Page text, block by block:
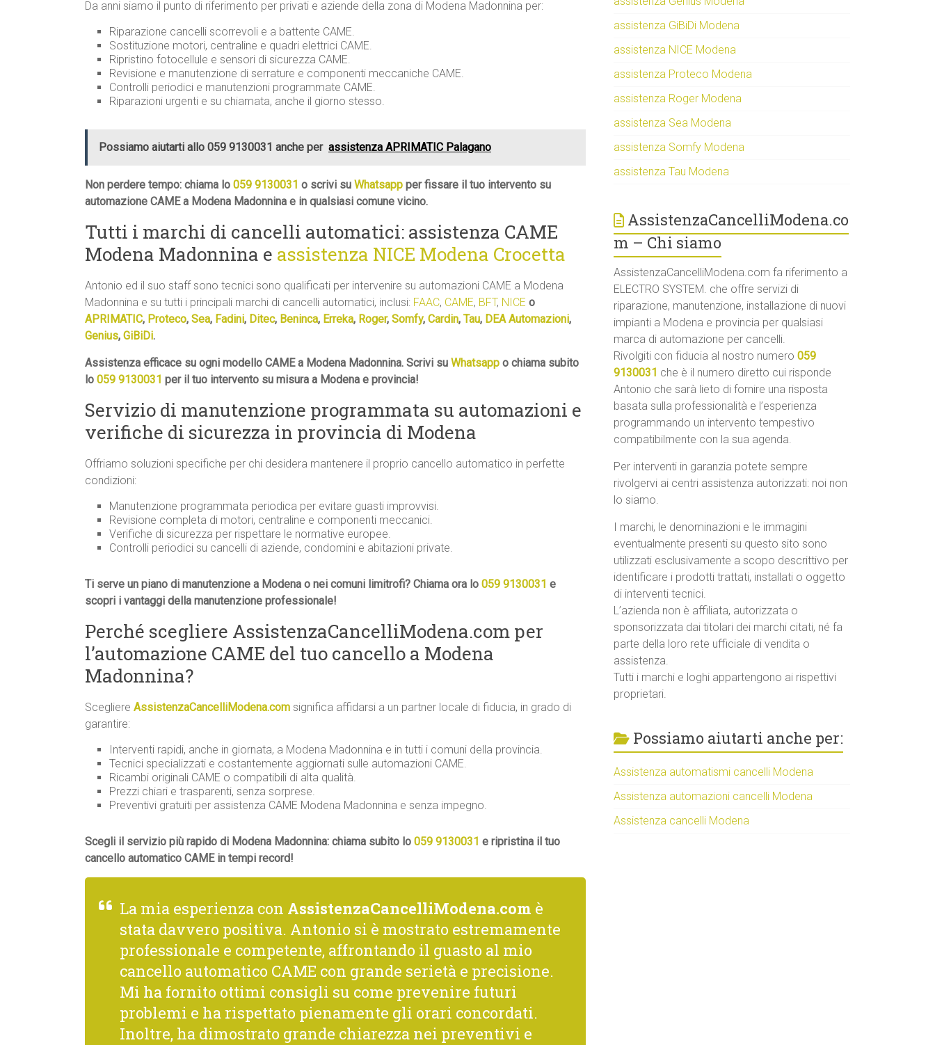
Da anni siamo il punto di riferimento per privati e aziende della zona di Modena Madonnina per:
Riparazione cancelli scorrevoli e a battente CAME.
Sostituzione motori, centraline e quadri elettrici CAME.
Ripristino fotocellule e sensori di sicurezza CAME.
Revisione e manutenzione di serrature e componenti meccaniche CAME.
Controlli periodici e manutenzioni programmate CAME.
Riparazioni urgenti e su chiamata, anche il giorno stesso.
Possiamo aiutarti allo 059 9130031 anche per assistenza APRIMATIC Palagano
Non perdere tempo: chiama lo 059 9130031 o scrivi su Whatsapp per fissare il tuo intervento su
automazione CAME a Modena Madonnina e in qualsiasi comune vicino.
Tutti i marchi di cancelli automatici: assistenza CAME
Modena Madonnina e assistenza NICE Modena Crocetta
Antonio ed il suo staff sono tecnici sono qualificati per intervenire su automazioni CAME a Modena
Madonnina e su tutti i principali marchi di cancelli automatici, inclusi: FAAC, CAME, BFT, NICE o
APRIMATIC, Proteco, Sea, Fadini, Ditec, Beninca, Erreka, Roger, Somfy, Cardin, Tau, DEA Automazioni,
Genius, GiBiDi.
Assistenza efficace su ogni modello CAME a Modena Madonnina. Scrivi su Whatsapp o chiama subito
lo 059 9130031 per il tuo intervento su misura a Modena e provincia!
Servizio di manutenzione programmata su automazioni e
verifiche di sicurezza in provincia di Modena
Offriamo soluzioni specifiche per chi desidera mantenere il proprio cancello automatico in perfette
condizioni:
Manutenzione programmata periodica per evitare guasti improvvisi.
Revisione completa di motori, centraline e componenti meccanici.
Verifiche di sicurezza per rispettare le normative europee.
Controlli periodici su cancelli di aziende, condomini e abitazioni private.
Ti serve un piano di manutenzione a Modena o nei comuni limitrofi? Chiama ora lo 059 9130031 e
scopri i vantaggi della manutenzione professionale!
Perché scegliere AssistenzaCancelliModena.com per
l’automazione CAME del tuo cancello a Modena
Madonnina?
Scegliere AssistenzaCancelliModena.com significa affidarsi a un partner locale di fiducia, in grado di
garantire:
Interventi rapidi, anche in giornata, a Modena Madonnina e in tutti i comuni della provincia.
Tecnici specializzati e costantemente aggiornati sulle automazioni CAME.
Ricambi originali CAME o compatibili di alta qualità.
Prezzi chiari e trasparenti, senza sorprese.
Preventivi gratuiti per assistenza CAME Modena Madonnina e senza impegno.
Scegli il servizio più rapido di Modena Madonnina: chiama subito lo 059 9130031 e ripristina il tuo
cancello automatico CAME in tempi record!
La mia esperienza con AssistenzaCancelliModena.com è
stata davvero positiva. Antonio si è mostrato estremamente
professionale e competente, affrontando il guasto al mio
cancello automatico CAME con grande serietà e precisione.
Mi ha fornito ottimi consigli su come prevenire futuri
problemi e ha rispettato pienamente gli orari concordati.
Inoltre, ha dimostrato grande chiarezza nei preventivi e
assistenza GiBiDi Modena
assistenza NICE Modena
assistenza Proteco Modena
assistenza Roger Modena
assistenza Sea Modena
assistenza Somfy Modena
assistenza Tau Modena
AssistenzaCancelliModena.co
m – Chi siamo
AssistenzaCancelliModena.com fa riferimento a
ELECTRO SYSTEM. che offre servizi di
riparazione, manutenzione, installazione di nuovi
impianti a Modena e provincia per qualsiasi
marca di automazione per cancelli.
Rivolgiti con fiducia al nostro numero059
9130031 che è il numero diretto cui risponde
Antonio che sarà lieto di fornire una risposta
basata sulla professionalità e l’esperienza
programmando un intervento tempestivo
compatibilmente con la sua agenda.
Per interventi in garanzia potete sempre
rivolgervi ai centri assistenza autorizzati: noi non
lo siamo.
I marchi, le denominazioni e le immagini
eventualmente presenti su questo sito sono
utilizzati esclusivamente a scopo descrittivo per
identificare i prodotti trattati, installati o oggetto
di interventi tecnici.
L’azienda non è affiliata, autorizzata o
sponsorizzata dai titolari dei marchi citati, né fa
parte della loro rete ufficiale di vendita o
assistenza.
Tutti i marchi e loghi appartengono ai rispettivi
proprietari.
Possiamo aiutarti anche per:
Assistenza automatismi cancelli Modena
Assistenza automazioni cancelli Modena
Assistenza cancelli Modena